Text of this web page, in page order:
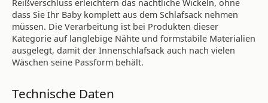
Reißverschluss erleichtern das nächtliche Wickeln, ohne
dass Sie Ihr Baby komplett aus dem Schlafsack nehmen
müssen. Die Verarbeitung ist bei Produkten dieser
Kategorie auf langlebige Nähte und formstabile Materialien
ausgelegt, damit der Innenschlafsack auch nach vielen
Wäschen seine Passform behält.
Technische Daten